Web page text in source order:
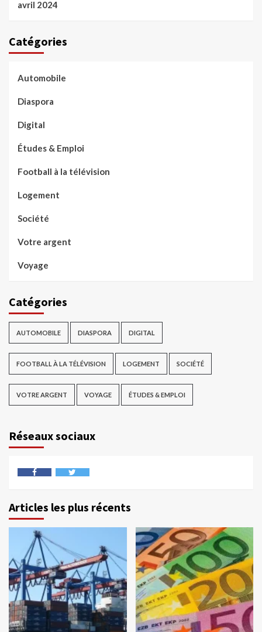
avril 2024
Catégories
Automobile
Diaspora
Digital
Études & Emploi
Football à la télévision
Logement
Société
Votre argent
Voyage
Catégories
AUTOMOBILE DIASPORA DIGITAL
FOOTBALL À LA TÉLÉVISION LOGEMENT SOCIÉTÉ
VOTRE ARGENT VOYAGE ÉTUDES & EMPLOI
Réseaux sociaux
Articles les plus récents